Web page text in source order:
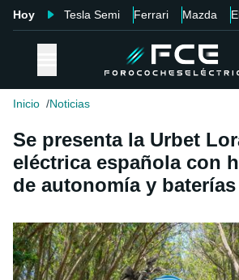
Hoy Tesla Semi Ferrari Mazda
Inicio Noticias
Se presenta la Urbet
eléctrica española con
de autonomía y